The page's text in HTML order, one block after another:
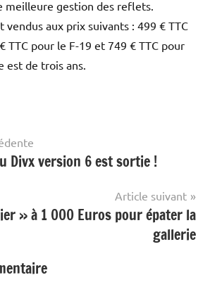
meilleure gestion des reflets.
vendus aux prix suivants : 499 € TTC
TTC pour le F-19 et 749 € TTC pour
est de trois ans.
Divx version 6 est sortie !
Article suivant
» à 1 000 Euros pour épater la
gallerie